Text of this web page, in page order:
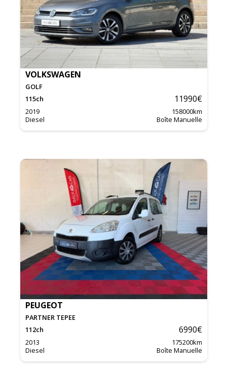
VOLKSWAGEN
GOLF
115ch 11990€
2019 158000km
Diesel
Boîte Manuelle
PEUGEOT
PARTNER TEPEE
112ch 6990€
2013 175200km
Diesel
Boîte Manuelle